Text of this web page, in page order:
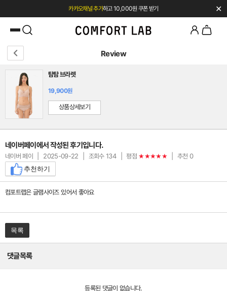
카카오채널 추가하고 10,000원 쿠폰 받기
페이코 쿠폰 혜택 12% OFF 24시간만
✕
Review
탐탐 브라렛
19,900원
상품상세보기
네이버페이에서 작성된 후기입니다.
네이버 페이 2025-09-22 조회수 134 평점 ★★★★★ 추천 0
추천하기
컴포트랩은 글램사이즈 있어서 좋아요
목록
댓글목록
등록된 댓글이 없습니다.